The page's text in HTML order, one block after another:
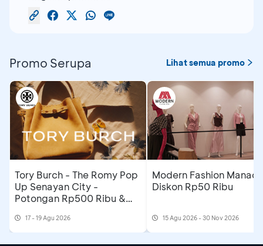
Promo Serupa Lihat semua promo
Tory Burch - The Romy Pop
Up Senayan City -
Potongan Rp500 Ribu &
17 - 19 Agu 2026
Modern Fashion
Diskon Rp50 Ribu
15 Agu 2026 - 30 Nov 2026